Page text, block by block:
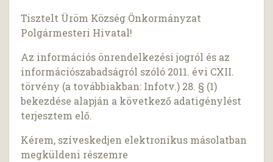
Tisztelt Üröm Község Önkormányzat
Polgármesteri Hivatal!
Az információs önrendelkezési jogról és az
információszabadságról szóló 2011. évi CXII.
törvény (a továbbiakban: Infotv.) 28. § (1)
bekezdése alapján a következő adatigénylést
terjesztem elő.
Kérem, szíveskedjen elektronikus másolatban
megküldeni részemre